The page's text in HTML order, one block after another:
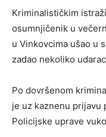
Kriminalističkim
osumnjičenik u
u Vinkovcima ušao u
zadao nekoliko
Po dovršenom
je uz kaznenu prijavu
Policijske uprave